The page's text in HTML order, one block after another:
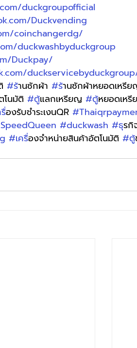
duckgroupofficial
Duckvending
coinchangerdg/
duckwashbyduckgroup
Duckpay/
#ร้านซักผ้า #รานซักผ้าหยอดเหรี
นมัติ #ตู้แลกเหรียญ #ตหยอดเห
ื่องรับชำระเงนQR
#duckwash #ธรกิ
#เครื่องจำหน่ายสินค้าอัตโนมัติ #ต